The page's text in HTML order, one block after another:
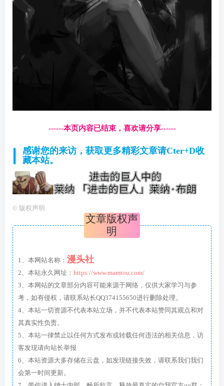
------本页内容已结束，喜欢请分享------
感谢您的来访，获取更多精彩文章请Cter+D收
藏本站。
© 版权声明
文章版权声
明
1、本网站名称： 漫头社
2、本站永久网址： https://www.mamtou.com/
3、本网站的文章部分内容可能来源于网络，仅供大家学习与参
考，如有侵权，请联系站长QQ374155650进行删除处理。
4、本站一切资源不代表本站立场，并不代表本站赞同其观点和对
其真实性负责。
5、本站一律禁止以任何方式发布或转载任何违法的相关信息，访
客发现请向站长举报
6、本站资源大多存储在云盘，如发现链接失效，请联系我们我们
会第一时间更新。